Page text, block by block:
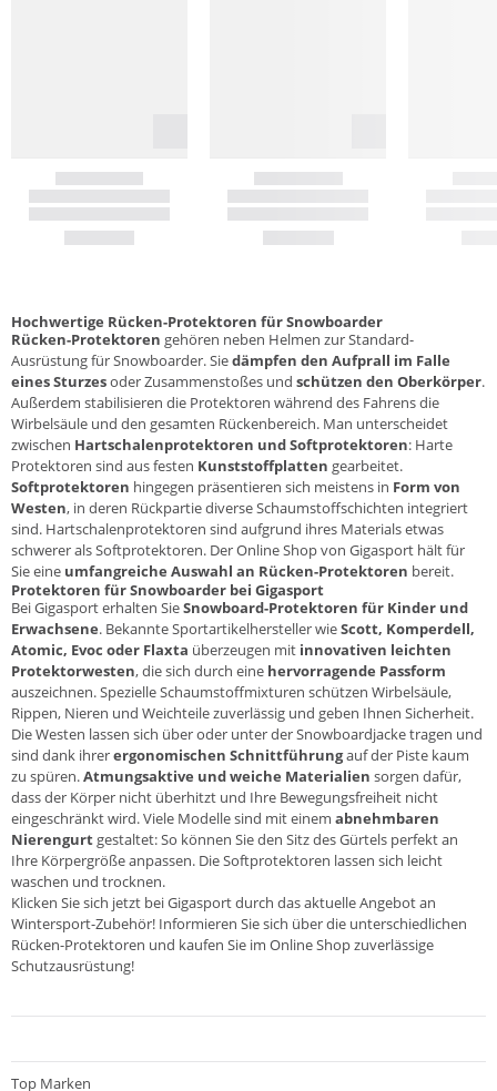
Hochwertige Rücken-Protektoren für Snowboarder
Rücken-Protektoren gehören neben Helmen zur Standard-
Ausrüstung für Snowboarder. Siedämpfen den Aufprall im Falle
eines Sturzesoder Zusammenstoßes und schützen den Oberkörper.
Außerdem stabilisieren die Protektoren während des Fahrens die
Wirbelsäule und den gesamten Rückenbereich. Man unterscheidet
zwischen Hartschalenprotektoren und Softprotektoren: Harte
Protektoren sind aus festen Kunststoffplatten gearbeitet.
Softprotektoren hingegen präsentieren sich meistens in Form von
Westen, in deren Rückpartie diverse Schaumstoffschichten integriert
sind. Hartschalenprotektoren sind aufgrund ihres Materials etwas
schwerer als Softprotektoren. Der Online Shop von Gigasport hält für
Sie eine umfangreiche Auswahl an Rücken-Protektoren bereit.
Protektoren für Snowboarder bei Gigasport
Bei Gigasport erhalten SieSnowboard-Protektoren für Kinder und
Erwachsene. Bekannte Sportartikelhersteller wieScott, Komperdell,
Atomic, Evoc oder Flaxta überzeugen mit innovativen leichten
Protektorwesten, die sich durch eine hervorragende Passform
auszeichnen. Spezielle Schaumstoffmixturen schützen Wirbelsäule,
Rippen, Nieren und Weichteile zuverlässig und geben Ihnen Sicherheit.
Die Westen lassen sich über oder unter der Snowboardjacke tragen und
sind dank ihrerergonomischen Schnittführungauf der Piste kaum
zu spüren.Atmungsaktive und weiche Materialien sorgen dafür,
dass der Körper nicht überhitzt und Ihre Bewegungsfreiheit nicht
eingeschränkt wird. Viele Modelle sind mit einem abnehmbaren
Nierengurt gestaltet: So können Sie den Sitz des Gürtels perfekt an
Ihre Körpergröße anpassen. Die Softprotektoren lassen sich leicht
waschen und trocknen.
Klicken Sie sich jetzt bei Gigasport durch das aktuelle Angebot an
Wintersport-Zubehör! Informieren Sie sich über die unterschiedlichen
Rücken-Protektoren und kaufen Sie im Online Shop zuverlässige
Schutzausrüstung!
Top Marken